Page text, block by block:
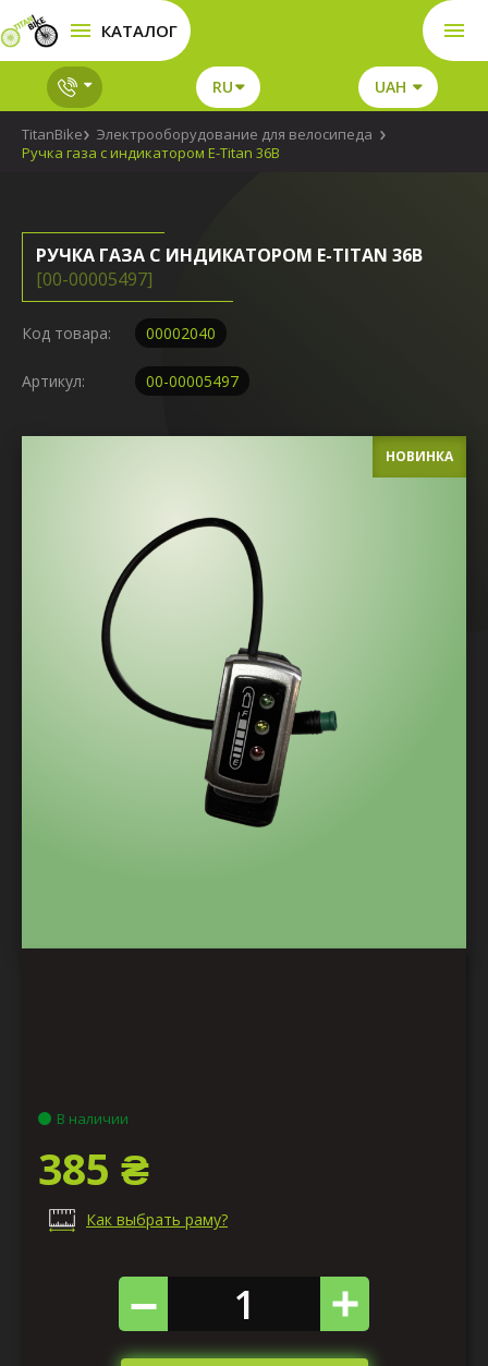
КАТАЛОГ
RU UAH
TitanBike
Электрооборудование для велосипеда
Ручка газа с индикатором Е-Titan 36В
РУЧКА ГАЗА С ИНДИКАТОРОМ Е-TITAN 36В
[00-00005497]
Код товара: 00002040
Артикул: 00-00005497
НОВИНКА
В наличии
385 ₴
Как выбрать раму?